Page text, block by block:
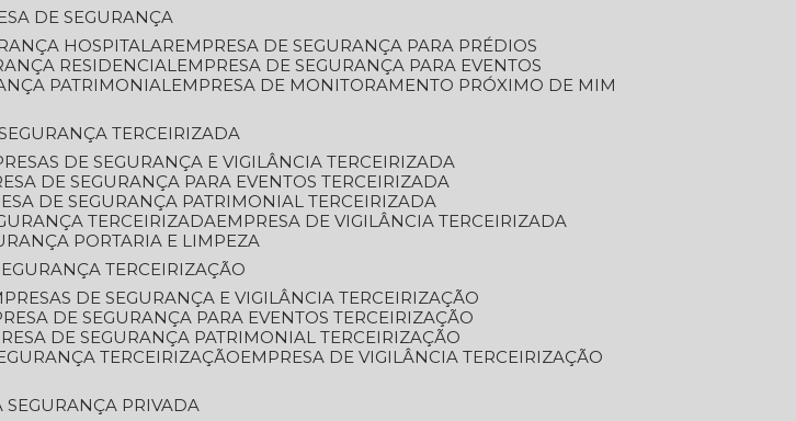
DE SEGURANÇA
HOSPITALAR
EMPRESA DE SEGURANÇA PARA PRÉDIOS
RESIDENCIAL
EMPRESA DE SEGURANÇA PARA EVENTOS
PATRIMONIAL
EMPRESA DE MONITORAMENTO PRÓXIMO DE MIM
TERCEIRIZADA
DE SEGURANÇA E VIGILÂNCIA TERCEIRIZADA
DE SEGURANÇA PARA EVENTOS TERCEIRIZADA
DE SEGURANÇA PATRIMONIAL TERCEIRIZADA
TERCEIRIZADA
EMPRESA DE VIGILÂNCIA TERCEIRIZADA
PORTARIA E LIMPEZA
TERCEIRIZAÇÃO
DE SEGURANÇA E VIGILÂNCIA TERCEIRIZAÇÃO
DE SEGURANÇA PARA EVENTOS TERCEIRIZAÇÃO
DE SEGURANÇA PATRIMONIAL TERCEIRIZAÇÃO
TERCEIRIZAÇÃO
EMPRESA DE VIGILÂNCIA TERCEIRIZAÇÃO
SEGURANÇA PRIVADA